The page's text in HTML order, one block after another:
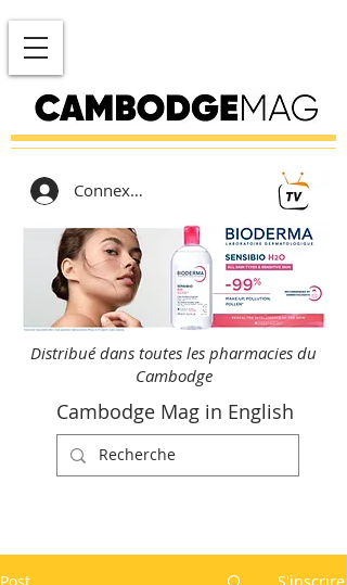
Connexion
Distribué dans toutes les pharmacies du
Cambodge
Cambodge Mag in English